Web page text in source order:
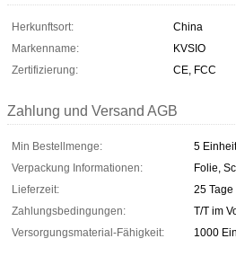
Herkunftsort:
China
Markenname:
KVSIO
Zertifizierung:
CE, FCC
Zahlung und Versand AGB
Min Bestellmenge:
5
Verpackung Informationen:
Folie,
Lieferzeit:
25
Zahlungsbedingungen:
T/T im
Versorgungsmaterial-Fähigkeit:
1000